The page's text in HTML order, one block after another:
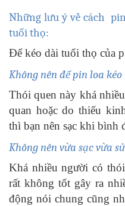
Những lưu ý về cách
tuổi thọ:
Để kéo dài tuổi thọ của
Không nên để pin loa
Thói quen này khá
quan hoặc do thiếu
thì bạn nên sạc khi bình
Không nên vừa sạc vừa
Khá nhiều người có
rất không tốt gây ra
động nói chung cũng